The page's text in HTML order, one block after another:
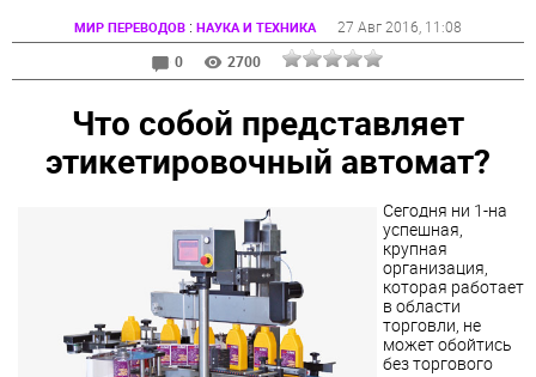
МИР ПЕРЕВОДОВ : НАУКА И ТЕХНИКА 27 Авг 2016 , 11:08
0
2700
Что собой представляет
этикетировочный автомат?
Сегодня ни 1-на
успешная,
крупная
организация,
которая работает
в области
торговли, не
может обойтись
без торгового